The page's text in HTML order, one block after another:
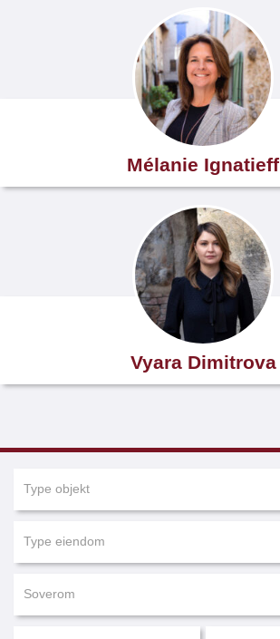
Mélanie Ignatieff
Vyara Dimitrova
Type objekt
Type eiendom
Soverom